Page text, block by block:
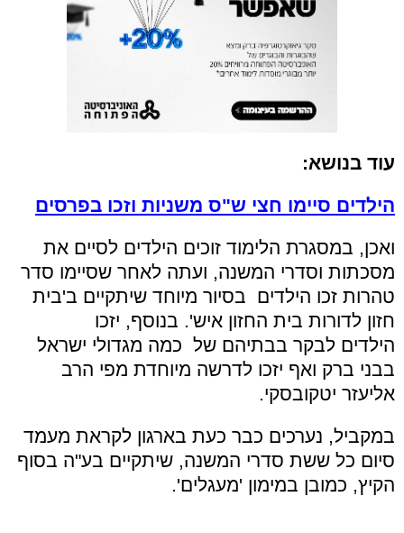
עוד בנושא:
הילדים סיימו חצי ש"ס משניות וזכו בפרסים
ואכן, במסגרת הלימוד זוכים הילדים לסיים את
מסכתות וסדרי המשנה, ועתה לאחר שסיימו סדר
טהרות זכו הילדים בסיור מיוחד שיתקיים ב'בית
חזון לדורות בית החזון איש'. בנוסף, יזכו
הילדים לבקר בבתיהם של כמה מגדולי ישראל
בבני ברק ואף יזכו לדרשה מיוחדת מפי הרב
אליעזר יטקובסקי.
במקביל, נערכים כבר כעת בארגון לקראת מעמד
סיום כל ששת סדרי המשנה, שיתקיים בע"ה בסוף
הקיץ, כמובן במימון 'מעגלים'.